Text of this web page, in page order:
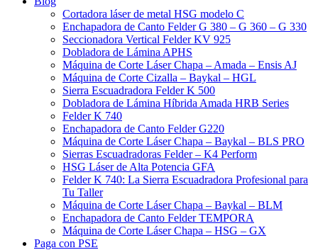
Cortadora láser de metal HSG modelo C​
Enchapadora de Canto Felder G 380 – G 360 – G 330
Seccionadora Vertical Felder KV 925
Dobladora de Lámina APHS
Máquina de Corte Láser Chapa – Amada – Ensis AJ
Máquina de Corte Cizalla – Baykal – HGL
Sierra Escuadradora Felder K 500
Dobladora de Lámina Híbrida Amada HRB Series
Felder K 740
Enchapadora de Canto Felder G220
Máquina de Corte Láser Chapa – Baykal – BLS PRO
Sierras Escuadradoras Felder – K4 Perform
HSG Láser de Alta Potencia GFA
Felder K 740: La Sierra Escuadradora Profesional para
Tu Taller
Máquina de Corte Láser Chapa – Baykal – BLM
Enchapadora de Canto Felder TEMPORA
Máquina de Corte Láser Chapa – HSG – GX
Paga con PSE